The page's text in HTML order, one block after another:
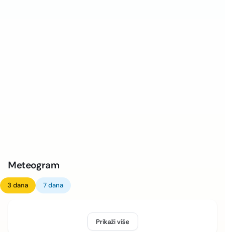
Meteogram
3 dana 7 dana
Prikaži više